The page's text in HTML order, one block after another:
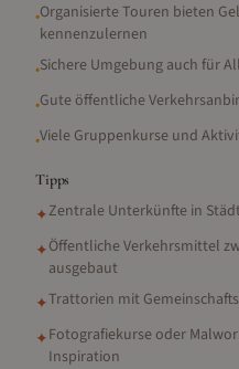
•Organisierte Touren bieten
kennenzulernen
•Sichere Umgebung auch für
•Gute öffentliche
•Viele Gruppenkurse und
Tipps
✦Zentrale Unterkünfte in
✦Öffentliche Verkehrsmittel
ausgebaut
✦Trattorien mit
✦Fotografiekurse oder
Inspiration